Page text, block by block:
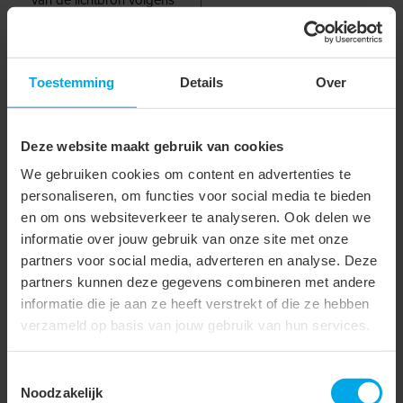
Toestemming Details Over
Deze website maakt gebruik van cookies
We gebruiken cookies om content en advertenties te
personaliseren, om functies voor social media te bieden
en om ons websiteverkeer te analyseren. Ook delen we
informatie over jouw gebruik van onze site met onze
partners voor social media, adverteren en analyse. Deze
partners kunnen deze gegevens combineren met andere
informatie die je aan ze heeft verstrekt of die ze hebben
verzameld op basis van jouw gebruik van hun services.
Noodzakelijk
Stralingshoek
35 °
Inbouwhoogte
Breedte
Hoogte/diepte
27 mm
Buitendiameter
50 mm
Inbouwbreedte
44 - 44 mm
Inbouwdiameter
44 - 44 mm